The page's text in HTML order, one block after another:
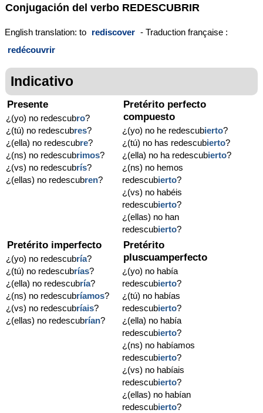
Conjugación del verbo REDESCUBRIR
English translation: to rediscover - Traduction française :
redécouvrir
Indicativo
Presente
¿(yo) no redescubro?
¿(tú) no redescubres?
¿(ella) no redescubre?
¿(ns) no redescubrimos?
¿(vs) no redescubrís?
¿(ellas) no redescubren?
Pretérito perfecto
compuesto
¿(yo) no he redescubierto?
¿(tú) no has redescubierto?
¿(ella) no ha redescubierto?
¿(ns) no hemos
redescubierto?
¿(vs) no habéis
redescubierto?
¿(ellas) no han
redescubierto?
Pretérito imperfecto
¿(yo) no redescubría?
¿(tú) no redescubrías?
¿(ella) no redescubría?
¿(ns) no redescubríamos?
¿(vs) no redescubríais?
¿(ellas) no redescubrían?
Pretérito
pluscuamperfecto
¿(yo) no había
redescubierto?
¿(tú) no habías
redescubierto?
¿(ella) no había
redescubierto?
¿(ns) no habíamos
redescubierto?
¿(vs) no habíais
redescubierto?
¿(ellas) no habían
redescubierto?